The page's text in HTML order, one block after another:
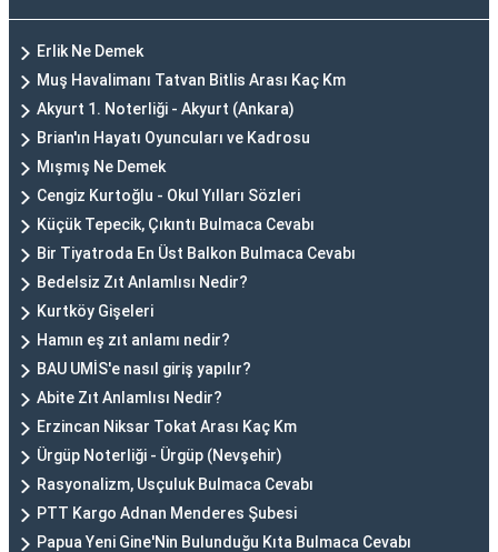
Erlik Ne Demek
Muş Havalimanı Tatvan Bitlis Arası Kaç Km
Akyurt 1. Noterliği - Akyurt (Ankara)
Brian'ın Hayatı Oyuncuları ve Kadrosu
Mışmış Ne Demek
Cengiz Kurtoğlu - Okul Yılları Sözleri
Küçük Tepecik, Çıkıntı Bulmaca Cevabı
Bir Tiyatroda En Üst Balkon Bulmaca Cevabı
Bedelsiz Zıt Anlamlısı Nedir?
Kurtköy Gişeleri
Hamın eş zıt anlamı nedir?
BAU UMİS'e nasıl giriş yapılır?
Abite Zıt Anlamlısı Nedir?
Erzincan Niksar Tokat Arası Kaç Km
Ürgüp Noterliği - Ürgüp (Nevşehir)
Rasyonalizm, Usçuluk Bulmaca Cevabı
PTT Kargo Adnan Menderes Şubesi
Papua Yeni Gine'Nin Bulunduğu Kıta Bulmaca Cevabı